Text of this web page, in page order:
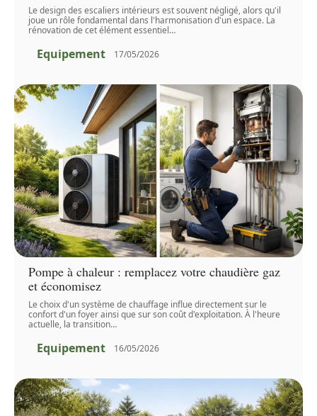
Le design des escaliers intérieurs est souvent négligé, alors qu'il
joue un rôle fondamental dans l'harmonisation d'un espace. La
rénovation de cet élément essentiel…
Equipement 17/05/2026
Pompe à chaleur : remplacez votre chaudière gaz
et économisez
Le choix d'un système de chauffage influe directement sur le
confort d'un foyer ainsi que sur son coût d'exploitation. À l'heure
actuelle, la transition…
Equipement 16/05/2026